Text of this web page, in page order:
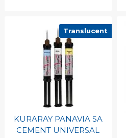
Translucent
KURARAY PANAVIA SA
CEMENT UNIVERSAL